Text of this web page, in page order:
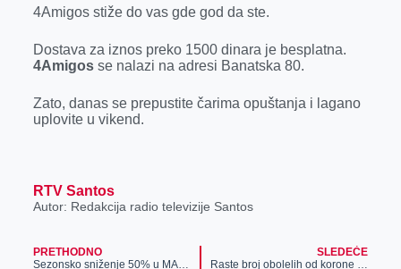
4Amigos stiže do vas gde god da ste.
Dostava za iznos preko 1500 dinara je besplatna.
4Amigosse nalazi na adresi Banatska 80.
Zato, danas se prepustite čarima opuštanja i lagano
uplovite u vikend.
RTV Santos
Autor: Redakcija radio televizije Santos
PRETHODNO
Sezonsko sniženje 50% u MANA radnjama
SLEDEĆE
Raste broj obolelih od korone i u Zrenjaninu